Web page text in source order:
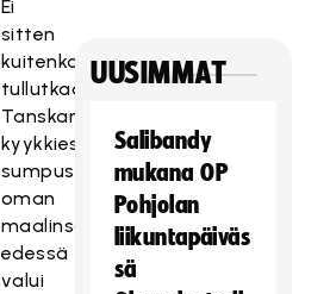
Ei
sitten
kuitenkaan
tullutkaan.
Tanskan
kyykkiessä
sumpussa
oman
maalinsa
edessä
valui
UUSIMMAT
Salibandy
mukana OP
Pohjolan
liikuntapäiväs
sä